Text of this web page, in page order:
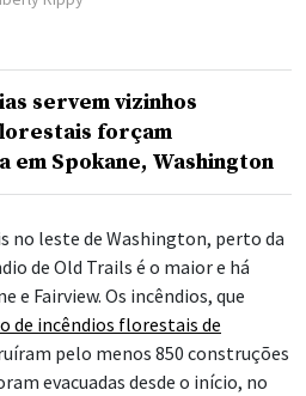
servem vizinhos
forçam
em Spokane, Washington
no leste de Washington, perto da
de Old Trails é o maior e há
e Fairview. Os incêndios, que
de incêndios florestais de
pelo menos 850 construções
evacuadas desde o início, no